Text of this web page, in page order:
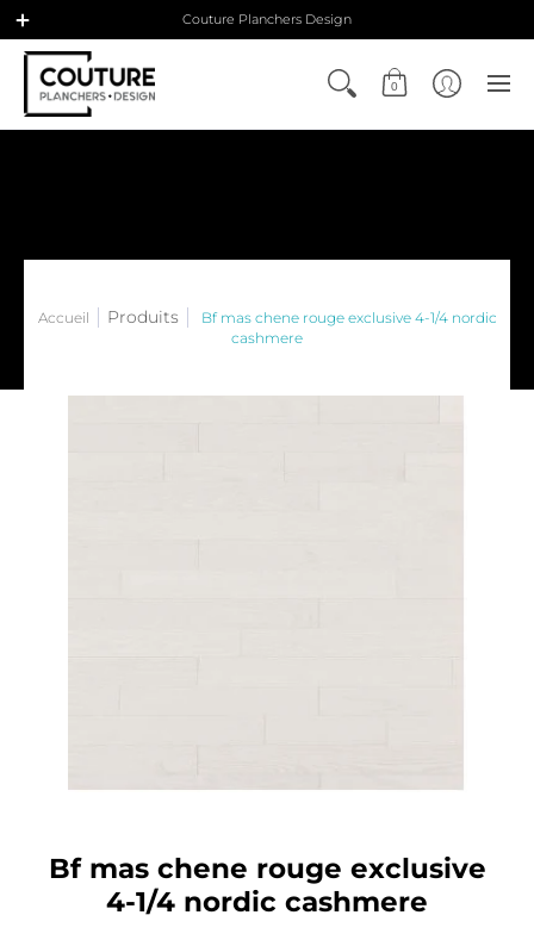
Couture Planchers Design
0
Accueil Produits
Bf mas chene rouge exclusive 4-1/4 nordic
cashmere
Bf mas chene rouge exclusive
4-1/4 nordic cashmere